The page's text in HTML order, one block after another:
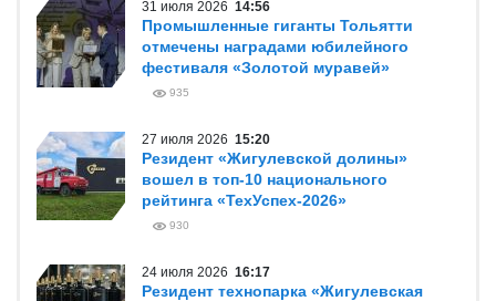
31 июля 2026 14:56
Промышленные гиганты Тольятти
отмечены наградами юбилейного
фестиваля «Золотой муравей»
935
27 июля 2026 15:20
Резидент «Жигулевской долины»
вошел в топ-10 национального
рейтинга «ТехУспех-2026»
930
24 июля 2026 16:17
Резидент технопарка «Жигулевская